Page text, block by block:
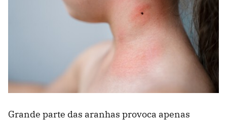
Grande parte das aranhas provoca apenas